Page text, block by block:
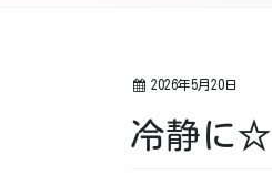
2026年5月20日
冷静に☆